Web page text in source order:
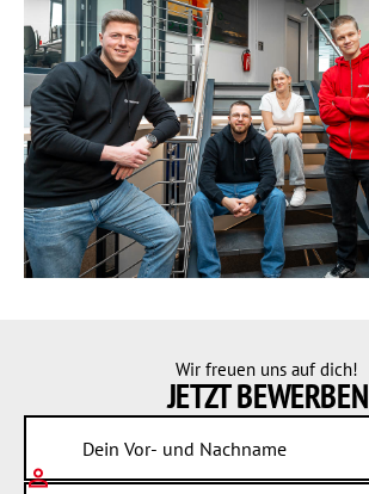
Wir freuen uns auf dich!
JETZTBEWERBEN